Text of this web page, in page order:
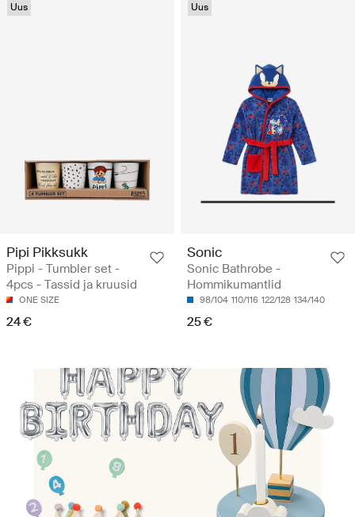
Uus
Pipi Pikksukk
Pippi - Tumbler set -
4pcs - Tassid ja kruusid
ONE SIZE
24 €
Uus
Sonic
Sonic Bathrobe -
Hommikumantlid
98/104 110/116 122/128 134/140
25 €